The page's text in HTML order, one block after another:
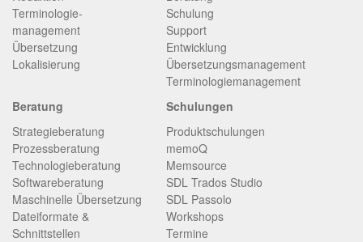
Terminologie­
management
Übersetzung
Lokalisierung
Schulung
Support
Entwicklung
Übersetzungsmanagement
Terminologiemanagement
Beratung
Strategieberatung
Prozessberatung
Technologieberatung
Softwareberatung
Maschinelle Übersetzung
Dateiformate &
Schnittstellen
Schulungen
Produktschulungen
memoQ
Memsource
SDL Trados Studio
SDL Passolo
Workshops
Termine